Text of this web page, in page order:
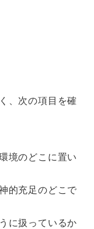
、次の項目を確
境のどこに置い
的充足のどこで
に扱っているか